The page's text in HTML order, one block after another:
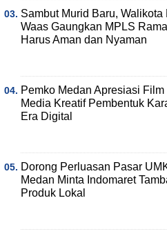
Sambut Murid Baru, Walikota
Waas Gaungkan MPLS
Harus Aman dan Nyaman
Pemko Medan Apresiasi Film
Media Kreatif Pembentuk
Era Digital
Dorong Perluasan Pasar
Medan Minta Indomaret
Produk Lokal